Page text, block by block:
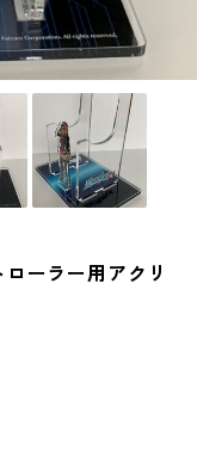
ーラー用アクリ